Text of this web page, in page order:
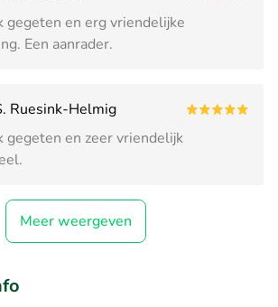
gegeten en erg vriendelijke
Een aanrader.
Ruesink-Helmig
gegeten en zeer vriendelijk
Meer weergeven